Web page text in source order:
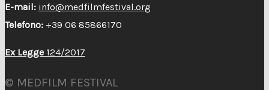
E-mail: info@medfilmfestival.org
Telefono: +39 06 85866170
Ex Legge 124/2017
© MEDFILM FESTIVAL